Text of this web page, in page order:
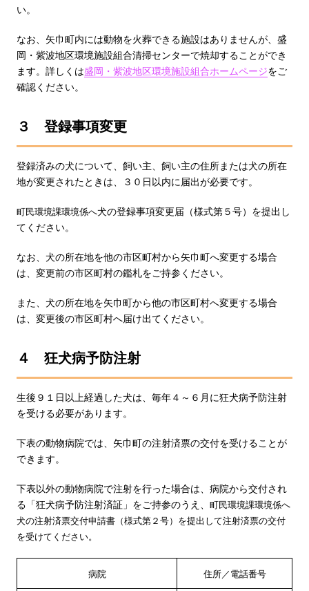
い。
なお、矢巾町内には動物を火葬できる施設はありませんが、盛
岡・紫波地区環境施設組合清掃センターで焼却することができ
ます。詳しくは盛岡・紫波地区環境施設組合ホームページをご
確認ください。
３ 登録事項変更
登録済みの犬について、飼い主、飼い主の住所または犬の所在
地が変更されたときは、３０日以内に届出が必要です。
町民環境課環境係へ犬の登録事項変更届（様式第５号）を提出し
てください。
なお、犬の所在地を他の市区町村から矢巾町へ変更する場合
は、変更前の市区町村の鑑札をご持参ください。
また、犬の所在地を矢巾町から他の市区町村へ変更する場合
は、変更後の市区町村へ届け出てください。
４ 狂犬病予防注射
生後９１日以上経過した犬は、毎年４～６月に狂犬病予防注射
を受ける必要があります。
下表の動物病院では、矢巾町の注射済票の交付を受けることが
できます。
下表以外の動物病院で注射を行った場合は、病院から交付され
る「狂犬病予防注射済証」をご持参のうえ、 町民環境課環境係へ
犬の注射済票交付申請書（様式第２号）を提出して注射済票の交付
を受けて ください。
病院 住所／電話番号